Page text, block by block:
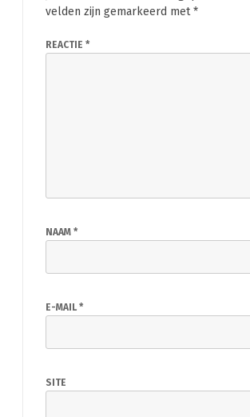
velden zijn gemarkeerd met*
REACTIE *
NAAM *
E-MAIL *
SITE